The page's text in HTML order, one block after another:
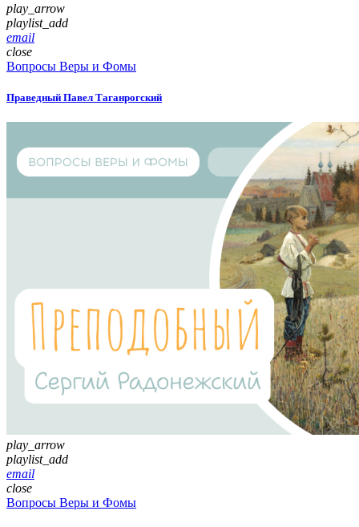
play_arrow
playlist_add
email
close
Вопросы Веры и Фомы
Праведный Павел Таганрогский
play_arrow
playlist_add
email
close
Вопросы Веры и Фомы